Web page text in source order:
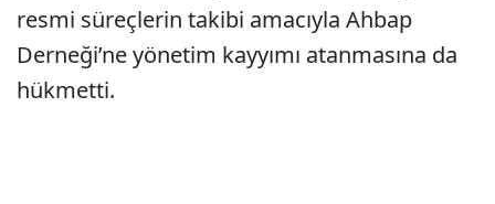
resmi süreçlerin takibi amacıyla Ahbap
Derneği’ne yönetim kayyımı atanmasına da
hükmetti.